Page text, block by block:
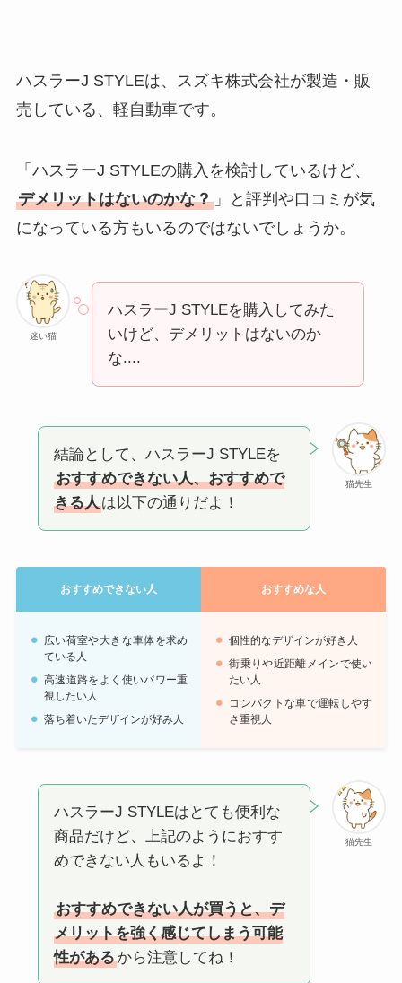
ハスラーJ STYLEは、スズキ株式会社が製造・販
売している、軽自動車です。
「ハスラーJ STYLEの購入を検討しているけど、
デメリットはないのかな？」と評判や口コミが気
になっている方もいるのではないでしょうか。
迷い猫
ハスラーJ STYLEを購入してみた
いけど、デメリットはないのか
な....
猫先生
結論として、ハスラーJ STYLEを
おすすめできない人、おすすめで
きる人は以下の通りだよ！
おすすめできない人 おすすめな人
広い荷室や大きな車体を求め
ている人
高速道路をよく使いパワー重
視したい人
落ち着いたデザインが好み人
個性的なデザインが好き人
街乗りや近距離メインで使い
たい人
コンパクトな車で運転しやす
さ重視人
猫先生
ハスラーJ STYLEはとても便利な
商品だけど、上記のようにおすす
めできない人もいるよ！
おすすめできない人が買うと、デ
メリットを強く感じてしまう可能
性があるから注意してね！